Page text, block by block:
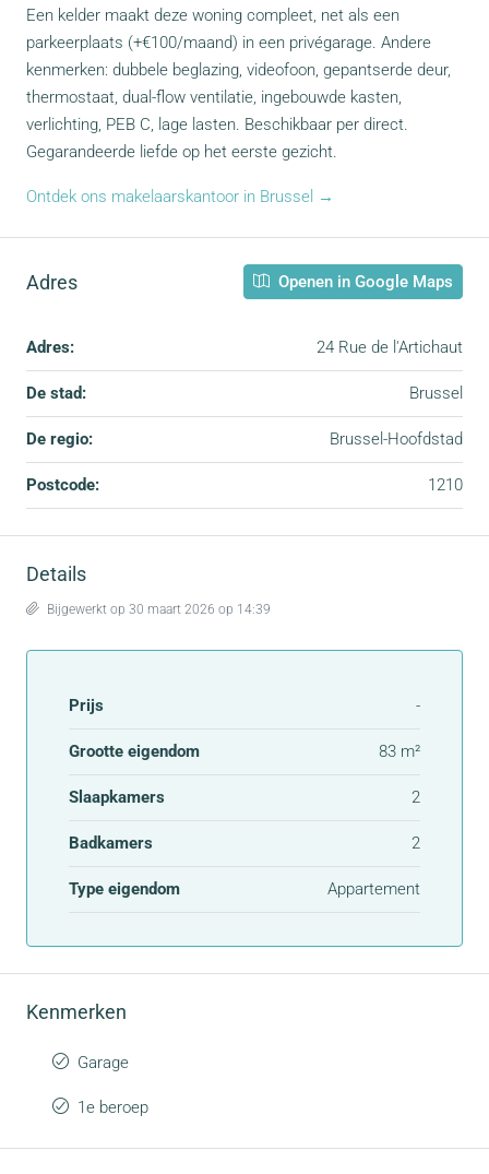
Een kelder maakt deze woning compleet, net als een
parkeerplaats (+€100/maand) in een privégarage. Andere
kenmerken: dubbele beglazing, videofoon, gepantserde deur,
thermostaat, dual-flow ventilatie, ingebouwde kasten,
verlichting, PEB C, lage lasten. Beschikbaar per direct.
Gegarandeerde liefde op het eerste gezicht.
Ontdek ons makelaarskantoor in Brussel →
Adres Openen in Google Maps
Adres: 24 Rue de l'Artichaut
De stad: Brussel
De regio: Brussel-Hoofdstad
Postcode: 1210
Details
Bijgewerkt op 30 maart 2026 op 14:39
Prijs -
Grootte eigendom 83 m²
Slaapkamers 2
Badkamers 2
Type eigendom Appartement
Kenmerken
Garage
1e beroep